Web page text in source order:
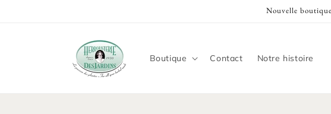
Nouvelle
Boutique Contact Notre histoire